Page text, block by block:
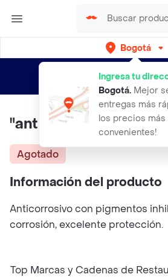
Bogotá
Ingresa tu
Bogotá. Mejor
entregas más
los precios más
convenientes!
envíos gratis por
"anticorrosivo Gris 1/1
Agotado
Información del producto
Anticorrosivo con pigmentos
corrosión, excelente protección.
Top Marcas y Cadenas de